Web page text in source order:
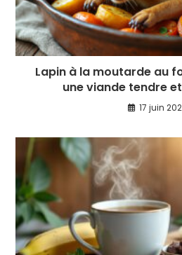
Lapin à la moutarde au
une viande tendre
17 juin